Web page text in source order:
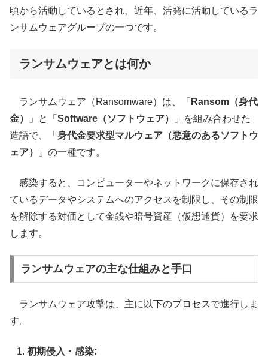
頃から活動しているとされ、近年、活発に活動しているラ
ンサムウェアグループの一つです。
ランサムウェアとは何か
ランサムウェア（Ransomware）は、「 Ransom（身代
金）
」と「 Software（ソフトウェア）
」を組み合わせた
造語で、「 身代金要求型マルウェア（悪意のあるソフトウ
ェア）
」の一種です。
感染すると、コンピューターやネットワークに保存され
ているデータやシステムへのアクセスを制限し、その制限
を解除する対価として金銭や暗号資産（仮想通貨）を要求
します。
ランサムウェアの主な仕組みと手口
ランサムウェア攻撃は、主に以下のプロセスで進行しま
す。
初期侵入・感染: